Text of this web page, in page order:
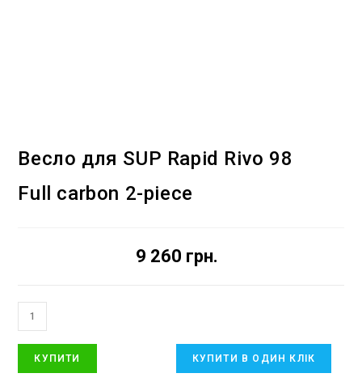
Весло для SUP Rapid Rivo 98
Full carbon 2-piece
грн.
9 260
КУПИТИ КУПИТИ В ОДИН КЛІК